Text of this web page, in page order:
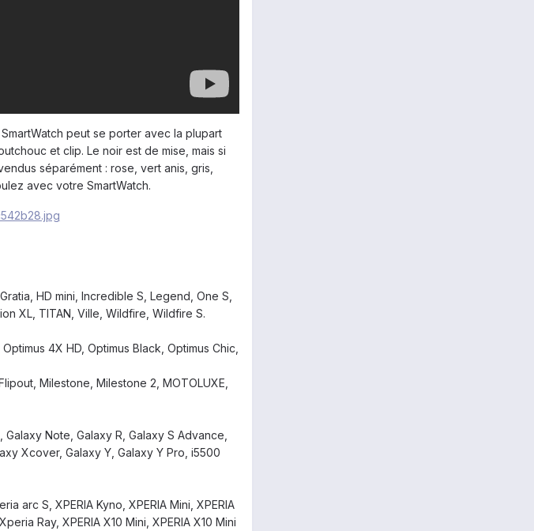
peut se porter avec la plupart
et clip. Le noir est de mise, mais si
séparément : rose, vert anis, gris,
avec votre SmartWatch.
HD mini, Incredible S, Legend, One S,
XL, TITAN, Ville, Wildfire, Wildfire S.
4X HD, Optimus Black, Optimus Chic,
Milestone, Milestone 2, MOTOLUXE,
Note, Galaxy R, Galaxy S Advance,
Xcover, Galaxy Y, Galaxy Y Pro, i5500
arc S, XPERIA Kyno, XPERIA Mini, XPERIA
Ray, XPERIA X10 Mini, XPERIA X10 Mini